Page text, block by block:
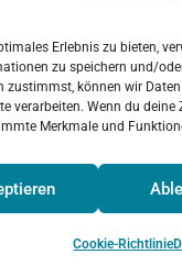
Erlebnis zu bieten,
zu speichern und/
zustimmst, können wir
verarbeiten. Wenn du
Merkmale und
Cookie-Richtlinie
die
bin damit